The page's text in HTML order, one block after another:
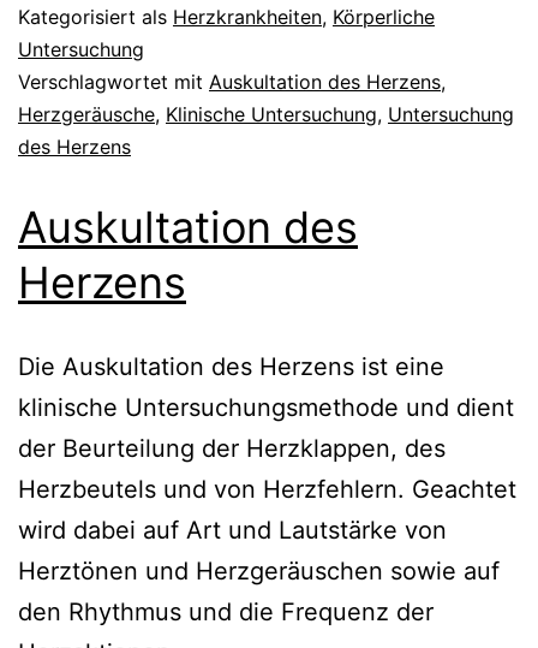
Kategorisiert als Herzkrankheiten, Körperliche
Untersuchung
Verschlagwortet mit Auskultation des Herzens,
Herzgeräusche, Klinische Untersuchung, Untersuchung
des Herzens
Auskultation des
Herzens
Die Auskultation des Herzens ist eine
klinische Untersuchungsmethode und dient
der Beurteilung der Herzklappen, des
Herzbeutels und von Herzfehlern. Geachtet
wird dabei auf Art und Lautstärke von
Herztönen und Herzgeräuschen sowie auf
den Rhythmus und die Frequenz der